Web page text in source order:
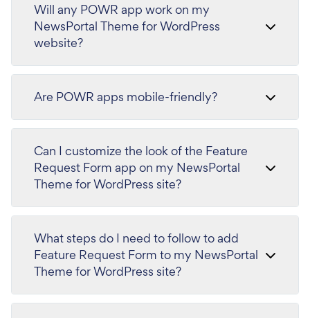
Will any POWR app work on my
NewsPortal Theme for WordPress
website?
Are POWR apps mobile-friendly?
Can I customize the look of the Feature
Request Form app on my NewsPortal
Theme for WordPress site?
What steps do I need to follow to add
Feature Request Form to my NewsPortal
Theme for WordPress site?